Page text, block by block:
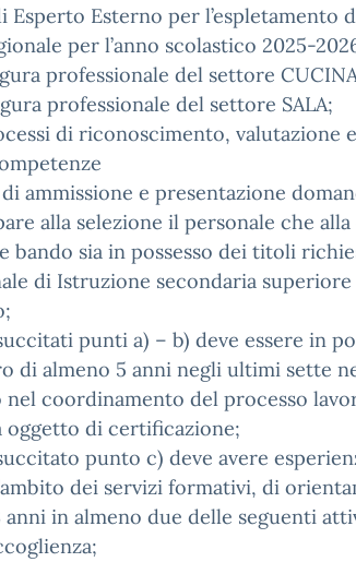
Esperto Esterno per l’espletamento
per l’anno scolastico 2025-
professionale del settore
professionale del settore SALA;
di riconoscimento, valutazione e
ammissione e presentazione
alla selezione il personale che
bando sia in possesso dei titoli
di Istruzione secondaria
punti a) – b) deve essere in
di almeno 5 anni negli ultimi sette
nel coordinamento del processo
di certificazione;
punto c) deve avere
dei servizi formativi, di
in almeno due delle seguenti